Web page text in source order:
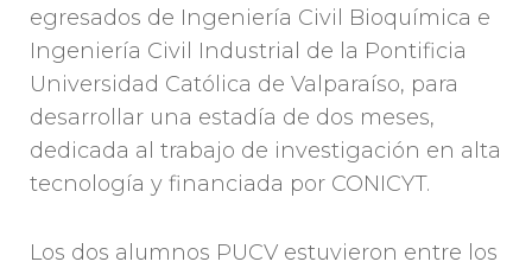
egresados de Ingeniería Civil Bioquímica e
Ingeniería Civil Industrial de la Pontificia
Universidad Católica de Valparaíso, para
desarrollar una estadía de dos meses,
dedicada al trabajo de investigación en alta
tecnología y financiada por CONICYT.
Los dos alumnos PUCV estuvieron entre los